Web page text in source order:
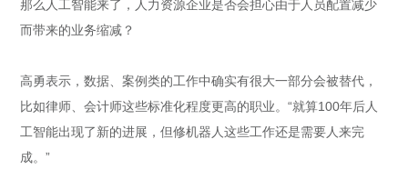
那么人工智能来了，人力资源企业是否会担心由于人员配置减少
而带来的业务缩减？
高勇表示，数据、案例类的工作中确实有很大一部分会被替代，
比如律师、会计师这些标准化程度更高的职业。“就算100年后人
工智能出现了新的进展，但修机器人这些工作还是需要人来完
成。”